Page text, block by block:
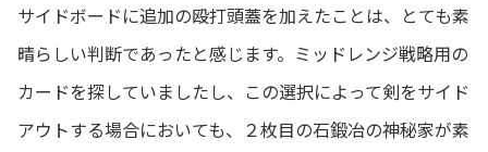
サイドボードに追加の殴打頭蓋を加えたことは、とても素
晴らしい判断であったと感じます。ミッドレンジ戦略用の
カードを探していましたし、この選択によって剣をサイド
アウトする場合においても、２枚目の石鍛冶の神秘家が素